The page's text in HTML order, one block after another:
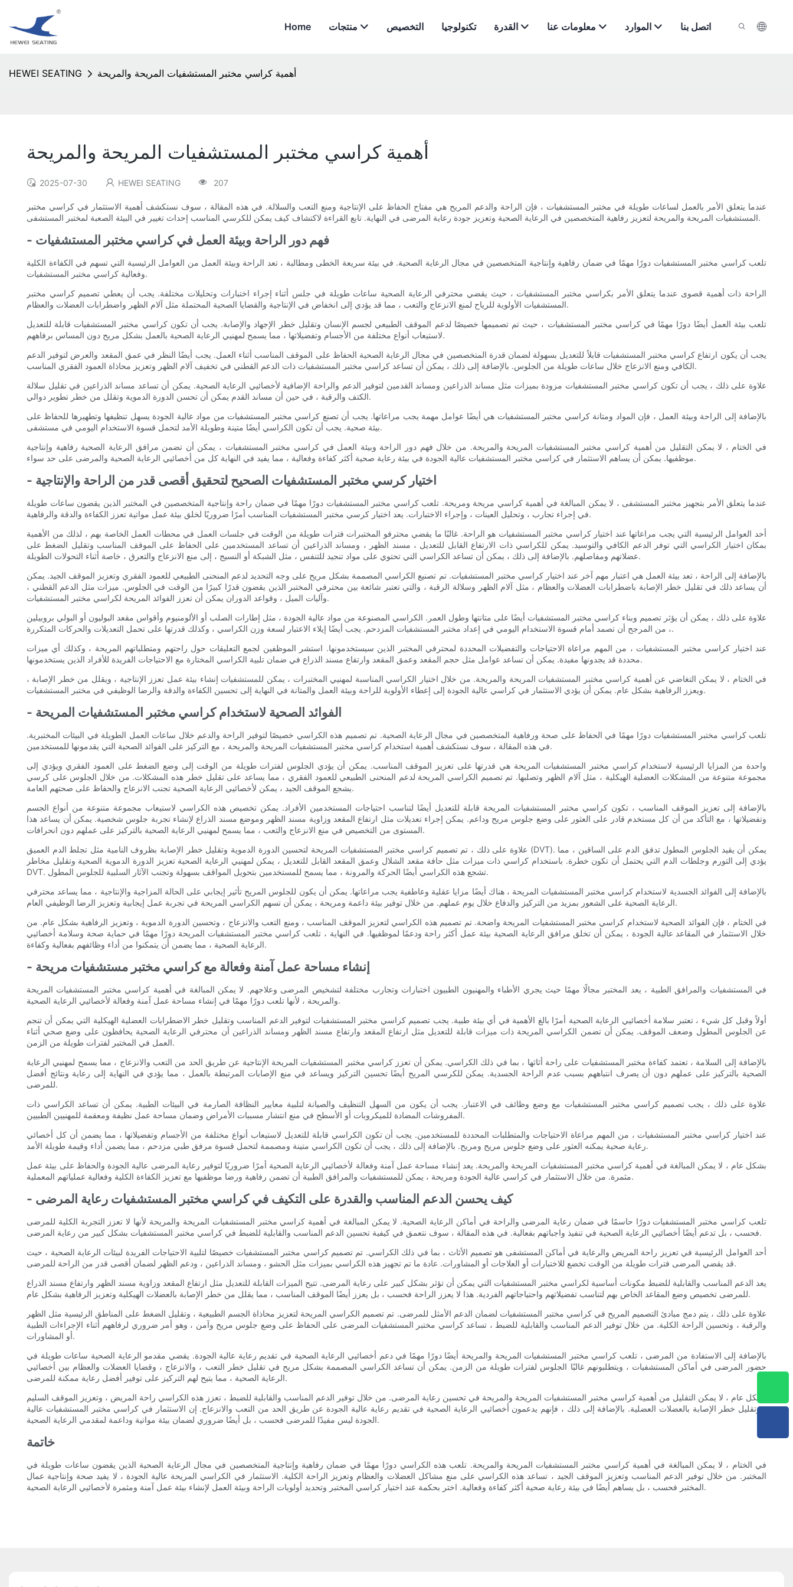
Home منتجات التخصيص تكنولوجيا القدرة معلومات عنا الموارد اتصل بنا
HEWEI SEATING أهمية كراسي مختبر المستشفيات المريحة والمريحة
أهمية كراسي مختبر المستشفيات المريحة والمريحة
2025-07-30 HEWEI SEATING 207
عندما يتعلق الأمر بالعمل لساعات طويلة في مختبر المستشفيات ، فإن الراحة والدعم المريح هي مفتاح الحفاظ على الإنتاجية ومنع التعب والسلالة. في هذه المقالة ، سوف نستكشف أهمية الاستثمار في كراسي مختبر
المستشفيات المريحة والمريحة لتعزيز رفاهية المتخصصين في الرعاية الصحية وتعزيز جودة رعاية المرضى في النهاية. تابع القراءة لاكتشاف كيف يمكن للكرسي المناسب إحداث تغيير في البيئة الصعبة لمختبر المستشفى.
- فهم دور الراحة وبيئة العمل في كراسي مختبر المستشفيات
تلعب كراسي مختبر المستشفيات دورًا مهمًا في ضمان رفاهية وإنتاجية المتخصصين في مجال الرعاية الصحية. في بيئة سريعة الخطى ومطالبة ، تعد الراحة وبيئة العمل من العوامل الرئيسية التي تسهم في الكفاءة الكلية
وفعالية كراسي مختبر المستشفيات.
الراحة ذات أهمية قصوى عندما يتعلق الأمر بكراسي مختبر المستشفيات ، حيث يقضي محترفي الرعاية الصحية ساعات طويلة في جلس أثناء إجراء اختبارات وتحليلات مختلفة. يجب أن يعطي تصميم كراسي مختبر
المستشفيات الأولوية للرياح لمنع الانزعاج والتعب ، مما قد يؤدي إلى انخفاض في الإنتاجية والقضايا الصحية المحتملة مثل آلام الظهر واضطرابات العضلات والعظام.
تلعب بيئة العمل أيضًا دورًا مهمًا في كراسي مختبر المستشفيات ، حيث تم تصميمها خصيصًا لدعم الموقف الطبيعي لجسم الإنسان وتقليل خطر الإجهاد والإصابة. يجب أن تكون كراسي مختبر المستشفيات قابلة للتعديل
لاستيعاب أنواع مختلفة من الأجسام وتفضيلاتها ، مما يسمح لمهنيي الرعاية الصحية بالعمل بشكل مريح دون المساس برفاههم.
يجب أن يكون ارتفاع كراسي مختبر المستشفيات قابلاً للتعديل بسهولة لضمان قدرة المتخصصين في مجال الرعاية الصحية الحفاظ على الموقف المناسب أثناء العمل. يجب أيضًا النظر في عمق المقعد والعرض لتوفير الدعم
الكافي ومنع الانزعاج خلال ساعات طويلة من الجلوس. بالإضافة إلى ذلك ، يمكن أن تساعد كراسي مختبر المستشفيات ذات الدعم القطني في تخفيف آلام الظهر وتعزيز محاذاة العمود الفقري المناسب.
علاوة على ذلك ، يجب أن تكون كراسي مختبر المستشفيات مزودة بميزات مثل مساند الذراعين ومساند القدمين لتوفير الدعم والراحة الإضافية لأخصائيي الرعاية الصحية. يمكن أن تساعد مساند الذراعين في تقليل سلالة
الكتف والرقبة ، في حين أن مساند القدم يمكن أن تحسن الدورة الدموية وتقلل من خطر تطوير دوالي.
بالإضافة إلى الراحة وبيئة العمل ، فإن المواد ومتانة كراسي مختبر المستشفيات هي أيضًا عوامل مهمة يجب مراعاتها. يجب أن تصنع كراسي مختبر المستشفيات من مواد عالية الجودة يسهل تنظيفها وتطهيرها للحفاظ على
بيئة صحية. يجب أن تكون الكراسي أيضًا متينة وطويلة الأمد لتحمل قسوة الاستخدام اليومي في مستشفى.
في الختام ، لا يمكن التقليل من أهمية كراسي مختبر المستشفيات المريحة والمريحة. من خلال فهم دور الراحة وبيئة العمل في كراسي مختبر المستشفيات ، يمكن أن تضمن مرافق الرعاية الصحية رفاهية وإنتاجية
موظفيها. يمكن أن يساهم الاستثمار في كراسي مختبر المستشفيات عالية الجودة في بيئة رعاية صحية أكثر كفاءة وفعالية ، مما يفيد في النهاية كل من أخصائيي الرعاية الصحية والمرضى على حد سواء.
- اختيار كرسي مختبر المستشفيات الصحيح لتحقيق أقصى قدر من الراحة والإنتاجية
عندما يتعلق الأمر بتجهيز مختبر المستشفى ، لا يمكن المبالغة في أهمية كراسي مريحة ومريحة. تلعب كراسي مختبر المستشفيات دورًا مهمًا في ضمان راحة وإنتاجية المتخصصين في المختبر الذين يقضون ساعات طويلة
في إجراء تجارب ، وتحليل العينات ، وإجراء الاختبارات. يعد اختيار كرسي مختبر المستشفيات المناسب أمرًا ضروريًا لخلق بيئة عمل مواتية تعزز الكفاءة والدقة والرفاهية.
أحد العوامل الرئيسية التي يجب مراعاتها عند اختيار كراسي مختبر المستشفيات هو الراحة. غالبًا ما يقضي محترفو المختبرات فترات طويلة من الوقت في جلسات العمل في محطات العمل الخاصة بهم ، لذلك من الأهمية
بمكان اختيار الكراسي التي توفر الدعم الكافي والتوسيد. يمكن للكراسي ذات الارتفاع القابل للتعديل ، مسند الظهر ، ومساند الذراعين أن تساعد المستخدمين على الحفاظ على الموقف المناسب وتقليل الضغط على
عضلاتهم ومفاصلهم. بالإضافة إلى ذلك ، يمكن أن تساعد الكراسي التي تحتوي على مواد تنجيد للتنفس ، مثل الشبكة أو النسيج ، إلى منع الانزعاج والتعرق ، خاصة أثناء التحولات الطويلة.
بالإضافة إلى الراحة ، تعد بيئة العمل هي اعتبار مهم آخر عند اختيار كراسي مختبر المستشفيات. تم تصنيع الكراسي المصممة بشكل مريح على وجه التحديد لدعم المنحنى الطبيعي للعمود الفقري وتعزيز الموقف الجيد. يمكن
أن يساعد ذلك في تقليل خطر الإصابة باضطرابات العضلات والعظام ، مثل آلام الظهر وسلالة الرقبة ، والتي تعتبر شائعة بين محترفي المختبر الذين يقضون قدرًا كبيرًا من الوقت في الجلوس. ميزات مثل الدعم القطني ،
وآليات الميل ، وقواعد الدوران يمكن أن تعزز الفوائد المريحة لكراسي مختبر المستشفيات.
علاوة على ذلك ، يمكن أن يؤثر تصميم وبناء كراسي مختبر المستشفيات أيضًا على متانتها وطول العمر. الكراسي المصنوعة من مواد عالية الجودة ، مثل إطارات الصلب أو الألومنيوم وأقواس مقعد البوليون أو البولي بروبيلين
، من المرجح أن تصمد أمام قسوة الاستخدام اليومي في إعداد مختبر المستشفيات المزدحم. يجب أيضًا إيلاء الاعتبار لسعة وزن الكراسي ، وكذلك قدرتها على تحمل التعديلات والحركات المتكررة.
عند اختيار كراسي مختبر المستشفيات ، من المهم مراعاة الاحتياجات والتفضيلات المحددة لمحترفي المختبر الذين سيستخدمونها. استشر الموظفين لجمع التعليقات حول راحتهم ومتطلباتهم المريحة ، وكذلك أي ميزات
محددة قد يجدونها مفيدة. يمكن أن تساعد عوامل مثل حجم المقعد وعمق المقعد وارتفاع مسند الذراع في ضمان تلبية الكراسي المختارة مع الاحتياجات الفريدة للأفراد الذين يستخدمونها.
في الختام ، لا يمكن التغاضي عن أهمية كراسي مختبر المستشفيات المريحة والمريحة. من خلال اختيار الكراسي المناسبة لمهنيي المختبرات ، يمكن للمستشفيات إنشاء بيئة عمل تعزز الإنتاجية ، ويقلل من خطر الإصابة ،
ويعزز الرفاهية بشكل عام. يمكن أن يؤدي الاستثمار في كراسي عالية الجودة إلى إعطاء الأولوية للراحة وبيئة العمل والمتانة في النهاية إلى تحسين الكفاءة والدقة والرضا الوظيفي في مختبر المستشفيات.
- الفوائد الصحية لاستخدام كراسي مختبر المستشفيات المريحة
تلعب كراسي مختبر المستشفيات دورًا مهمًا في الحفاظ على صحة ورفاهية المتخصصين في مجال الرعاية الصحية. تم تصميم هذه الكراسي خصيصًا لتوفير الراحة والدعم خلال ساعات العمل الطويلة في البيئات المختبرية.
في هذه المقالة ، سوف نستكشف أهمية استخدام كراسي مختبر المستشفيات المريحة والمريحة ، مع التركيز على الفوائد الصحية التي يقدمونها للمستخدمين.
واحدة من المزايا الرئيسية لاستخدام كراسي مختبر المستشفيات المريحة هي قدرتها على تعزيز الموقف المناسب. يمكن أن يؤدي الجلوس لفترات طويلة من الوقت إلى وضع الضغط على العمود الفقري ويؤدي إلى
مجموعة متنوعة من المشكلات العضلية الهيكلية ، مثل آلام الظهر وتصلبها. تم تصميم الكراسي المريحة لدعم المنحنى الطبيعي للعمود الفقري ، مما يساعد على تقليل خطر هذه المشكلات. من خلال الجلوس على كرسي
يشجع الموقف الجيد ، يمكن لأخصائيي الرعاية الصحية تجنب الانزعاج والحفاظ على صحتهم العامة.
بالإضافة إلى تعزيز الموقف المناسب ، تكون كراسي مختبر المستشفيات المريحة قابلة للتعديل أيضًا لتناسب احتياجات المستخدمين الأفراد. يمكن تخصيص هذه الكراسي لاستيعاب مجموعة متنوعة من أنواع الجسم
وتفضيلاتها ، مع التأكد من أن كل مستخدم قادر على العثور على وضع جلوس مريح وداعم. يمكن إجراء تعديلات مثل ارتفاع المقعد وزاوية مسند الظهر وموضع مسند الذراع لإنشاء تجربة جلوس شخصية. يمكن أن يساعد هذا
المستوى من التخصيص في منع الانزعاج والتعب ، مما يسمح لمهنيي الرعاية الصحية بالتركيز على عملهم دون انحرافات.
علاوة على ذلك ، تم تصميم كراسي مختبر المستشفيات المريحة لتحسين الدورة الدموية وتقليل خطر الإصابة بظروف النامية مثل تجلط الدم العميق (DVT). يمكن أن يقيد الجلوس المطول تدفق الدم على الساقين ، مما
يؤدي إلى التورم وجلطات الدم التي يحتمل أن تكون خطرة. باستخدام كراسي ذات ميزات مثل حافة مقعد الشلال وعمق المقعد القابل للتعديل ، يمكن لمهنيي الرعاية الصحية تعزيز الدورة الدموية الصحية وتقليل مخاطر
DVT. تشجع هذه الكراسي أيضًا الحركة والمرونة ، مما يسمح للمستخدمين بتحويل المواقف بسهولة وتجنب الآثار السلبية للجلوس المطول.
بالإضافة إلى الفوائد الجسدية لاستخدام كراسي مختبر المستشفيات المريحة ، هناك أيضًا مزايا عقلية وعاطفية يجب مراعاتها. يمكن أن يكون للجلوس المريح تأثير إيجابي على الحالة المزاجية والإنتاجية ، مما يساعد محترفي
الرعاية الصحية على الشعور بمزيد من التركيز والدفاع خلال يوم عملهم. من خلال توفير بيئة داعمة ومريحة ، يمكن أن تسهم الكراسي المريحة في تجربة عمل إيجابية وتعزيز الرضا الوظيفي العام.
في الختام ، فإن الفوائد الصحية لاستخدام كراسي مختبر المستشفيات المريحة واضحة. تم تصميم هذه الكراسي لتعزيز الموقف المناسب ، ومنع التعب والانزعاج ، وتحسين الدورة الدموية ، وتعزيز الرفاهية بشكل عام. من
خلال الاستثمار في المقاعد عالية الجودة ، يمكن أن تخلق مرافق الرعاية الصحية بيئة عمل أكثر راحة ودعمًا لموظفيها. في النهاية ، تلعب كراسي مختبر المستشفيات المريحة دورًا مهمًا في حماية صحة وسلامة أخصائيي
الرعاية الصحية ، مما يضمن أن يتمكنوا من أداء وظائفهم بفعالية وكفاءة.
- إنشاء مساحة عمل آمنة وفعالة مع كراسي مختبر مستشفيات مريحة
في المستشفيات والمرافق الطبية ، يعد المختبر مجالًا مهمًا حيث يجري الأطباء والمهنيون الطبيون اختبارات وتجارب مختلفة لتشخيص المرضى وعلاجهم. لا يمكن المبالغة في أهمية كراسي مختبر المستشفيات المريحة
والمريحة ، لأنها تلعب دورًا مهمًا في إنشاء مساحة عمل آمنة وفعالة لأخصائيي الرعاية الصحية.
أولاً وقبل كل شيء ، تعتبر سلامة أخصائيي الرعاية الصحية أمرًا بالغ الأهمية في أي بيئة طبية. يجب تصميم كراسي مختبر المستشفيات لتوفير الدعم المناسب وتقليل خطر الاضطرابات العضلية الهيكلية التي يمكن أن تنجم
عن الجلوس المطول وضعف الموقف. يمكن أن تضمن الكراسي المريحة ذات ميزات قابلة للتعديل مثل ارتفاع المقعد وارتفاع مسند الظهر ومساند الذراعين أن محترفي الرعاية الصحية يحافظون على وضع صحي أثناء
العمل في المختبر لفترات طويلة من الزمن.
بالإضافة إلى السلامة ، تعتمد كفاءة مختبر المستشفيات على راحة أثاثها ، بما في ذلك الكراسي. يمكن أن تعزز كراسي مختبر المستشفيات المريحة الإنتاجية عن طريق الحد من التعب والانزعاج ، مما يسمح لمهنيي الرعاية
الصحية بالتركيز على عملهم دون أن يصرف انتباههم بسبب عدم الراحة الجسدية. يمكن للكرسي المريح أيضًا تحسين التركيز ويساعد في منع الإصابات المرتبطة بالعمل ، مما يؤدي في النهاية إلى رعاية ونتائج أفضل
للمرضى.
علاوة على ذلك ، يجب تصميم كراسي مختبر المستشفيات مع وضع وظائف في الاعتبار. يجب أن يكون من السهل التنظيف والصيانة لتلبية معايير النظافة الصارمة في البيئات الطبية. يمكن أن تساعد الكراسي ذات
المفروشات المضادة للميكروبات أو الأسطح في منع انتشار مسببات الأمراض وضمان مساحة عمل نظيفة ومعقمة للمهنيين الطبيين.
عند اختيار كراسي مختبر المستشفيات ، من المهم مراعاة الاحتياجات والمتطلبات المحددة للمستخدمين. يجب أن تكون الكراسي قابلة للتعديل لاستيعاب أنواع مختلفة من الأجسام وتفضيلاتها ، مما يضمن أن كل أخصائي
رعاية صحية يمكنه العثور على وضع جلوس مريح ومريح. بالإضافة إلى ذلك ، يجب أن تكون الكراسي متينة ومصممة لتحمل قسوة مرفق طبي مزدحم ، مما يضمن أداء وقيمة طويلة الأمد.
بشكل عام ، لا يمكن المبالغة في أهمية كراسي مختبر المستشفيات المريحة والمريحة. يعد إنشاء مساحة عمل آمنة وفعالة لأخصائيي الرعاية الصحية أمرًا ضروريًا لتوفير رعاية المرضى عالية الجودة والحفاظ على بيئة عمل
مثمرة. من خلال الاستثمار في كراسي عالية الجودة ومريحة ، يمكن للمستشفيات والمرافق الطبية أن تضمن رفاهية ورضا موظفيها مع تعزيز الكفاءة الكلية وفعالية عملياتهم المعملية.
- كيف يحسن الدعم المناسب والقدرة على التكيف في كراسي مختبر المستشفيات رعاية المرضى
تلعب كراسي مختبر المستشفيات دورًا حاسمًا في ضمان رعاية المرضى والراحة في أماكن الرعاية الصحية. لا يمكن المبالغة في أهمية كراسي مختبر المستشفيات المريحة والمريحة لأنها لا تعزز التجربة الكلية للمرضى
فحسب ، بل تدعم أيضًا أخصائيي الرعاية الصحية في تنفيذ واجباتهم بفعالية. في هذه المقالة ، سوف نتعمق في كيفية تحسين الدعم المناسب والقابلية للضبط في كراسي مختبر المستشفيات بشكل كبير من رعاية المرضى.
أحد العوامل الرئيسية في تعزيز راحة المريض والرعاية في أماكن المستشفى هو تصميم الأثاث ، بما في ذلك الكراسي. تم تصميم كراسي مختبر المستشفيات خصيصًا لتلبية الاحتياجات الفريدة لبيئات الرعاية الصحية ، حيث
قد يقضي المرضى فترات طويلة من الوقت تخضع للاختبارات أو العلاجات أو المشاورات. عادة ما تم تجهيز هذه الكراسي بميزات مثل الحشو ، ومساند الذراعين ، ودعم الظهر لضمان أقصى قدر من الراحة للمرضى.
يعد الدعم المناسب والقابلية للضبط مكونات أساسية لكراسي مختبر المستشفيات التي يمكن أن تؤثر بشكل كبير على رعاية المرضى. تتيح الميزات القابلة للتعديل مثل ارتفاع المقعد وزاوية مسند الظهر وارتفاع مسند الذراع
للمرضى تخصيص وضع المقاعد الخاص بهم لتناسب تفضيلاتهم واحتياجاتهم الفردية. هذا لا يعزز الراحة فحسب ، بل يعزز أيضًا الموقف المناسب ، مما يقلل من خطر الإصابة بالعضلات الهيكلية وتعزيز الرفاهية بشكل عام.
علاوة على ذلك ، يتم دمج مبادئ التصميم المريح في كراسي مختبر المستشفيات لضمان الدعم الأمثل للمرضى. تم تصميم الكراسي المريحة لتعزيز محاذاة الجسم الطبيعية ، وتقليل الضغط على المناطق الرئيسية مثل الظهر
والرقبة ، وتحسين الراحة الكلية. من خلال توفير الدعم المناسب والقابلية للضبط ، تساعد كراسي مختبر المستشفيات المرضى على الحفاظ على وضع جلوس مريح وآمن ، وهو أمر ضروري لرفاههم أثناء الإجراءات الطبية
أو المشاورات.
بالإضافة إلى الاستفادة من المرضى ، تلعب كراسي مختبر المستشفيات المريحة والمريحة أيضًا دورًا مهمًا في دعم أخصائيي الرعاية الصحية في تقديم رعاية عالية الجودة. يقضي مقدمو الرعاية الصحية ساعات طويلة في
حضور المرضى في أماكن المستشفيات ، ويتطلبونهم غالبًا الجلوس لفترات طويلة من الزمن. يمكن أن تساعد الكراسي المصممة بشكل مريح في تقليل خطر التعب ، والانزعاج ، وقضايا العضلات والعظام بين أخصائيي
الرعاية الصحية ، مما يتيح لهم التركيز على توفير أفضل رعاية ممكنة للمرضى.
بشكل عام ، لا يمكن التقليل من أهمية كراسي مختبر المستشفيات المريحة والمريحة في تحسين رعاية المرضى. من خلال توفير الدعم المناسب والقابلية للضبط ، تعزز هذه الكراسي راحة المريض ، وتعزيز الموقف السليم
، وتقليل خطر الإصابة بالعضلات العضلية. بالإضافة إلى ذلك ، فإنهم يدعمون أخصائيي الرعاية الصحية في تقديم رعاية عالية الجودة عن طريق الحد من التعب والانزعاج. إن الاستثمار في كراسي مختبر المستشفيات عالية
الجودة ليس مفيدًا للمرضى فحسب ، بل أيضًا ضروري لضمان بيئة مواتية وداعمة لمقدمي الرعاية الصحية.
خاتمة
في الختام ، لا يمكن المبالغة في أهمية كراسي مختبر المستشفيات المريحة والمريحة. تلعب هذه الكراسي دورًا مهمًا في ضمان رفاهية وإنتاجية المتخصصين في مجال الرعاية الصحية الذين يقضون ساعات طويلة في
المختبر. من خلال توفير الدعم المناسب وتعزيز الموقف الجيد ، تساعد هذه الكراسي على منع مشاكل العضلات والعظام وتعزيز الراحة الكلية. الاستثمار في الكراسي المريحة عالية الجودة ، لا يفيد صحة وإنتاجية عمال
المختبر فحسب ، بل يساهم أيضًا في بيئة رعاية صحية أكثر كفاءة وفعالية. اختر بحكمة عند اختيار كراسي المختبر وتحديد أولويات الراحة وبيئة العمل لإنشاء بيئة عمل آمنة ومثمرة لأخصائيي الرعاية الصحية.